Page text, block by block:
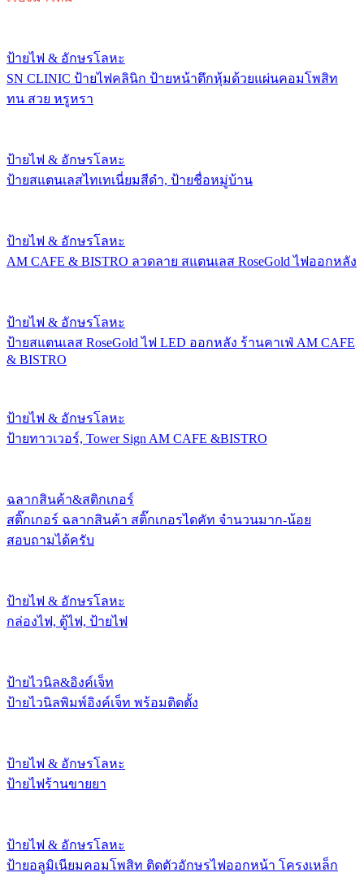
ป้ายไฟ & อักษรโลหะ
SN CLINIC ป้ายไฟคลินิก ป้ายหน้าตึกหุ้มด้วยแผ่นคอมโพสิท
ทน สวย หรูหรา
ป้ายไฟ & อักษรโลหะ
ป้ายสแตนเลสไทเทเนี่ยมสีดำ, ป้ายชื่อหมู่บ้าน
ป้ายไฟ & อักษรโลหะ
AM CAFE & BISTRO ลวดลาย สแตนเลส RoseGold ไฟออกหลัง
ป้ายไฟ & อักษรโลหะ
ป้ายสแตนเลส RoseGold ไฟ LED ออกหลัง ร้านคาเฟ่ AM CAFE
& BISTRO
ป้ายไฟ & อักษรโลหะ
ป้ายทาวเวอร์, Tower Sign AM CAFE &BISTRO
ฉลากสินค้า&สติกเกอร์
สติ๊กเกอร์ ฉลากสินค้า สติ๊กเกอรไดคัท จำนวนมาก-น้อย
สอบถามได้ครับ
ป้ายไฟ & อักษรโลหะ
กล่องไฟ, ตู้ไฟ, ป้ายไฟ
ป้ายไวนิล&อิงค์เจ็ท
ป้ายไวนิลพิมพ์อิงค์เจ็ท พร้อมติดตั้ง
ป้ายไฟ & อักษรโลหะ
ป้ายไฟร้านขายยา
ป้ายไฟ & อักษรโลหะ
ป้ายอลูมิเนียมคอมโพสิท ติดตัวอักษรไฟออกหน้า โครงเหล็ก